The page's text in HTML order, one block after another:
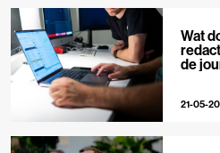
Wat
de
21-05-